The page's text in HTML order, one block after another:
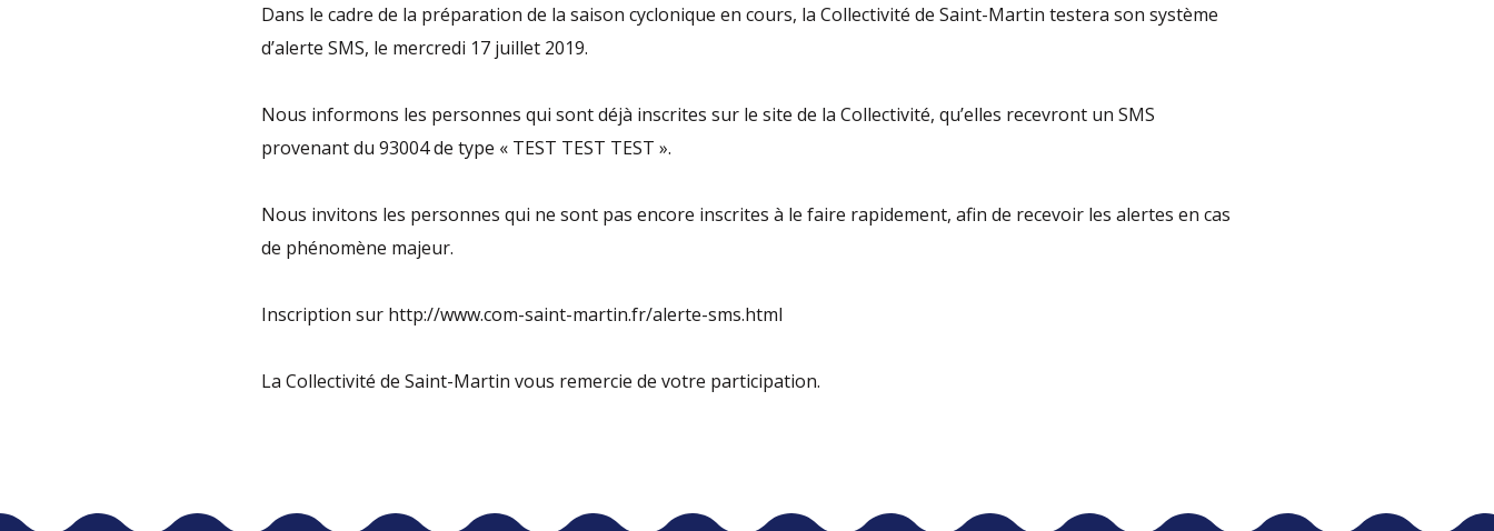
Dans le cadre de la préparation de la saison cyclonique en cours, la Collectivité de Saint-Martin testera son système
d’alerte SMS, le mercredi 17 juillet 2019.
Nous informons les personnes qui sont déjà inscrites sur le site de la Collectivité, qu’elles recevront un SMS
provenant du 93004 de type « TEST TEST TEST ».
Nous invitons les personnes qui ne sont pas encore inscrites à le faire rapidement, afin de recevoir les alertes en cas
de phénomène majeur.
Inscription sur http://www.com-saint-martin.fr/alerte-sms.html
La Collectivité de Saint-Martin vous remercie de votre participation.